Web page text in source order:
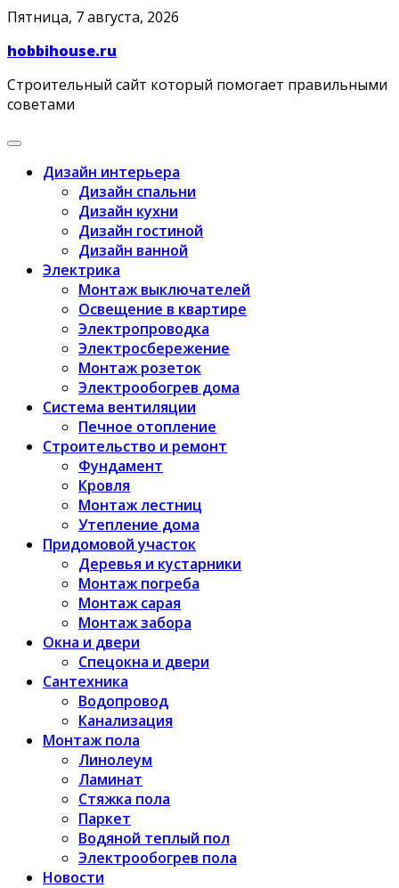
Skip
content
Пятница, 7 августа, 2026
hobbihouse.ru
Строительный сайт который помогает правильными
советами
Дизайн интерьера
Дизайн спальни
Дизайн кухни
Дизайн гостиной
Дизайн ванной
Электрика
Монтаж выключателей
Освещение в квартире
Электропроводка
Электросбережение
Монтаж розеток
Электрообогрев дома
Система вентиляции
Печное отопление
Строительство и ремонт
Фундамент
Кровля
Монтаж лестниц
Утепление дома
Придомовой участок
Деревья и кустарники
Монтаж погреба
Монтаж сарая
Монтаж забора
Окна и двери
Спецокна и двери
Сантехника
Водопровод
Канализация
Монтаж пола
Линолеум
Ламинат
Стяжка пола
Паркет
Водяной теплый пол
Электрообогрев пола
Новости